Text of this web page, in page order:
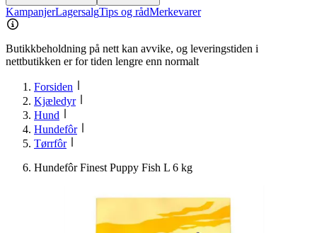
KampanjerLagersalgTips og rådMerkevarer
Butikkbeholdning på nett kan avvike, og leveringstiden i
nettbutikken er for tiden lengre enn normalt
Forsiden
Kjæledyr
Hund
Hundefôr
Tørrfôr
Hundefôr Finest Puppy Fish L 6 kg